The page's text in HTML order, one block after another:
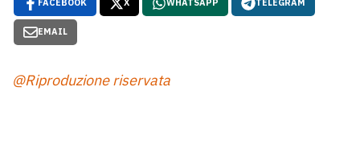
FACEBOOK X WHATSAPP TELEGRAM
EMAIL
@Riproduzione riservata